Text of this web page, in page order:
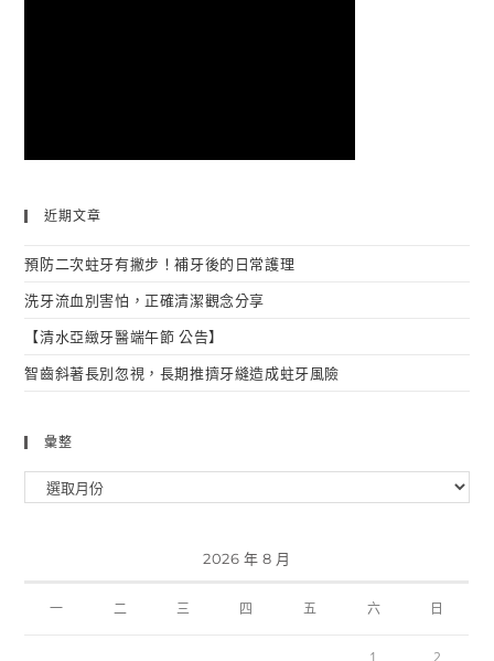
近期文章
預防二次蛀牙有撇步！補牙後的日常護理
洗牙流血別害怕，正確清潔觀念分享
【清水亞緻牙醫端午節 公告】
智齒斜著長別忽視，長期推擠牙縫造成蛀牙風險
彙整
2026 年 8 月
一 二 三 四 五 六 日
1 2